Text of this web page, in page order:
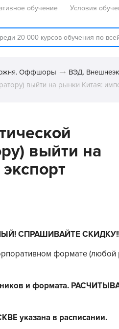
обучение Условия
Оффшоры
ВЭД.
выйти на рынки Китая:
выйти на
СПРАШИВАЙТЕ
формате (любой
и формата.
указана в расписании.